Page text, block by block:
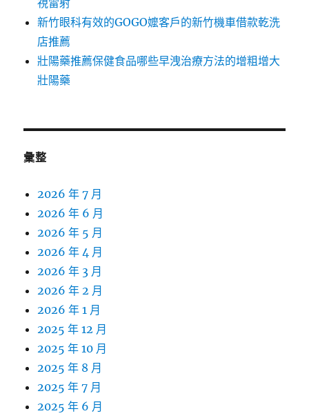
視雷射
新竹眼科有效的GOGO嬤客戶的新竹機車借款乾洗
店推薦
壯陽藥推薦保健食品哪些早洩治療方法的增粗增大
壯陽藥
彙整
2026 年 7 月
2026 年 6 月
2026 年 5 月
2026 年 4 月
2026 年 3 月
2026 年 2 月
2026 年 1 月
2025 年 12 月
2025 年 10 月
2025 年 8 月
2025 年 7 月
2025 年 6 月